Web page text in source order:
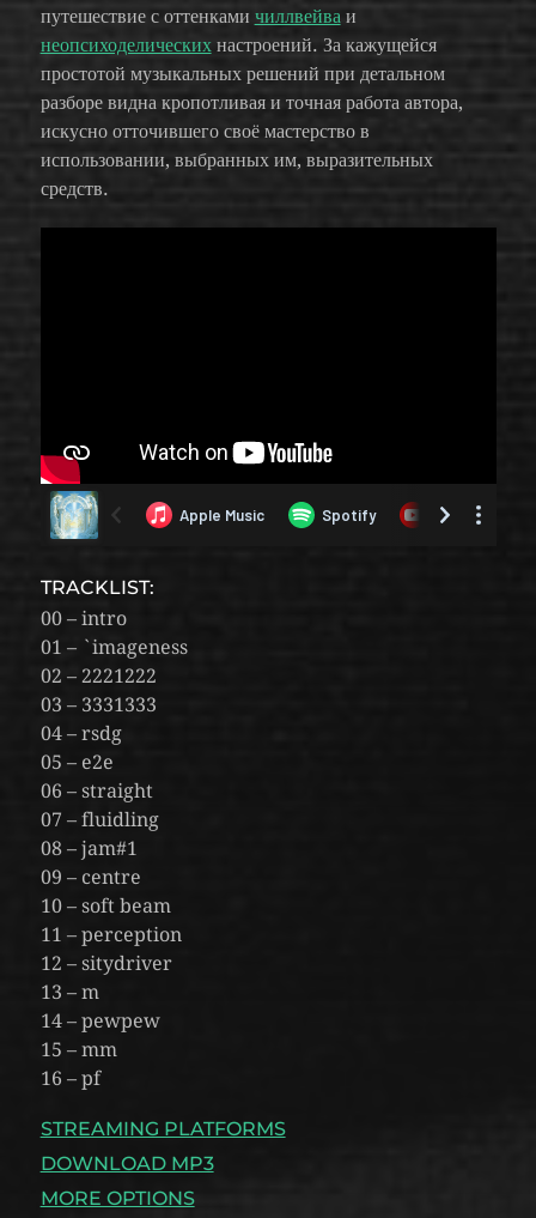
путешествие с оттенками чиллвейваи
неопсиходелическихнастроений. За кажущейся
простотой музыкальных решений при детальном
разборе видна кропотливая и точная работа автора,
искусно отточившего своё мастерство в
использовании, выбранных им, выразительных
средств.
TRACKLIST:
00 – intro
01 – `imageness
02 – 2221222
03 – 3331333
04 – rsdg
05 – e2e
06 – straight
07 – fluidling
08 – jam#1
09 – centre
10 – soft beam
11 – perception
12 – sitydriver
13 – m
14 – pewpew
15 – mm
16 – pf
STREAMING PLATFORMS
DOWNLOAD MP3
MORE OPTIONS